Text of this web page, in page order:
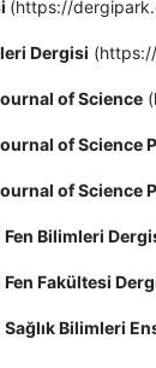
(https://
Dergisi
of Science
of Science
of Science
Bilimleri
Fakültesi
Bilimleri